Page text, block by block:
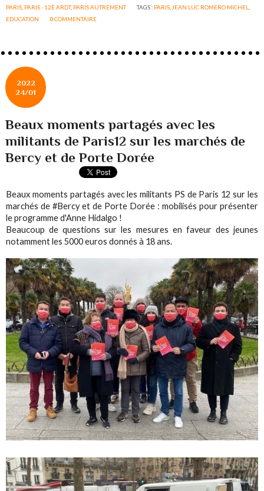
PARIS, PARIS - 12È ARDT, PARIS AUTREMENT TAGS : PARIS,JEAN LUC ROMERO MICHEL,
EDUCATION
0COMMENTAIRE
2022
24/01
Beaux moments partagés avec les
militants de Paris12 sur les marchés de
Bercy et de Porte Dorée
Beaux moments partagés avec les militants PS de Paris 12 sur les
marchés de #Bercy et de Porte Dorée : mobilisés pour présenter
le programme d'Anne Hidalgo !
Beaucoup de questions sur les mesures en faveur des jeunes
notamment les 5000 euros donnés à 18 ans.